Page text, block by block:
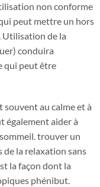
non conforme
peut mettre un hors
Utilisation de la
conduira
qui peut être
au calme et à
également aider à
trouver un
de la relaxation sans
la façon dont la
phénibut.